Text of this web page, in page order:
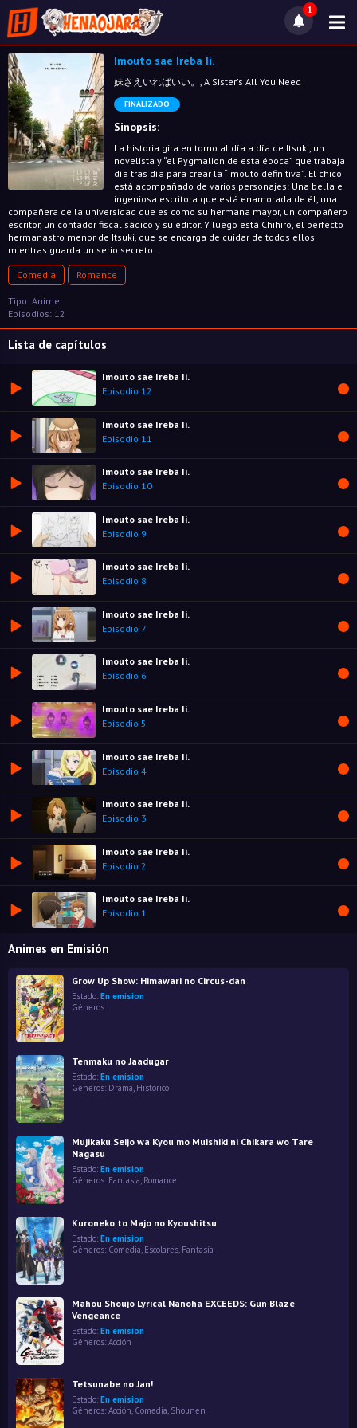
1
Imouto sae Ireba Ii.
妹さえいればいい。, A Sister's All You Need
FINALIZADO
Sinopsis:
La historia gira en torno al día a día de Itsuki, un
novelista y “el Pygmalion de esta época” que trabaja
día tras día para crear la “Imouto definitiva”. El chico
está acompañado de varios personajes: Una bella e
ingeniosa escritora que está enamorada de él, una
compañera de la universidad que es como su hermana mayor, un compañero
escritor, un contador fiscal sádico y su editor. Y luego está Chihiro, el perfecto
hermanastro menor de Itsuki, que se encarga de cuidar de todos ellos
mientras guarda un serio secreto…
Comedia Romance
Tipo: Anime
Episodios: 12
Lista de capítulos
Imouto sae Ireba Ii.
Episodio 12
Imouto sae Ireba Ii.
Episodio 11
Imouto sae Ireba Ii.
Episodio 10
Imouto sae Ireba Ii.
Episodio 9
Imouto sae Ireba Ii.
Episodio 8
Imouto sae Ireba Ii.
Episodio 7
Imouto sae Ireba Ii.
Episodio 6
Imouto sae Ireba Ii.
Episodio 5
Imouto sae Ireba Ii.
Episodio 4
Imouto sae Ireba Ii.
Episodio 3
Imouto sae Ireba Ii.
Episodio 2
Imouto sae Ireba Ii.
Episodio 1
Animes en Emisión
Grow Up Show: Himawari no Circus-dan
Estado: En emision
Géneros:
Tenmaku no Jaadugar
Estado: En emision
Géneros: Drama, Historico
Mujikaku Seijo wa Kyou mo Muishiki ni Chikara wo Tare
Nagasu
Estado: En emision
Géneros: Fantasía, Romance
Kuroneko to Majo no Kyoushitsu
Estado: En emision
Géneros: Comedia Escolares Fantasía
Mahou Shoujo Lyrical Nanoha EXCEEDS: Gun Blaze
Vengeance
Estado: En emision
Géneros: Acción
Tetsunabe no Jan!
Estado: En emision
Géneros: Acción, Comedia, Shounen